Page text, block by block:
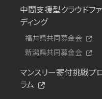
中間支援型クラウドフ
ディング
福井県共同募金会
新潟県共同募金会
マンスリー寄付挑戦プ
ラム